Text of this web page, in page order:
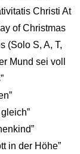
Christi At
of Christmas
(Solo S, A, T,
Mund sei voll
in der Höhe”